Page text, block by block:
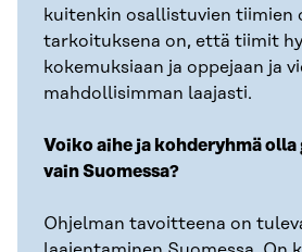
kuitenkin osallistuvien tiimien
tarkoituksena on, että tiimit
kokemuksiaan ja oppejaan ja
mahdollisimman laajasti.
Voiko aihe ja kohderyhmä olla
vain Suomessa?
Ohjelman tavoitteena on